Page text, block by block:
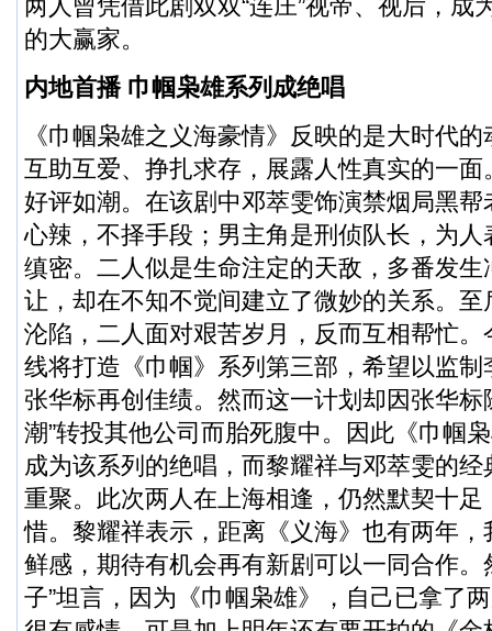
两人曾凭借此剧双双“连庄”视帝、视后，成
的大赢家。
内地首播 巾帼枭雄系列成绝唱
《巾帼枭雄之义海豪情》反映的是大时代
互助互爱、挣扎求存，展露人性真实的一
好评如潮。在该剧中邓萃雯饰演禁烟局黑
心辣，不择手段；男主角是刑侦队长，为
缜密。二人似是生命注定的天敌，多番发
让，却在不知不觉间建立了微妙的关系。
沦陷，二人面对艰苦岁月，反而互相帮忙
线将打造《巾帼》系列第三部，希望以监
张华标再创佳绩。然而这一计划却因张华标
潮”转投其他公司而胎死腹中。因此《巾帼
成为该系列的绝唱，而黎耀祥与邓萃雯的
重聚。此次两人在上海相逢，仍然默契十
惜。黎耀祥表示，距离《义海》也有两年
鲜感，期待有机会再有新剧可以一同合作。
子”坦言，因为《巾帼枭雄》，自己已拿了